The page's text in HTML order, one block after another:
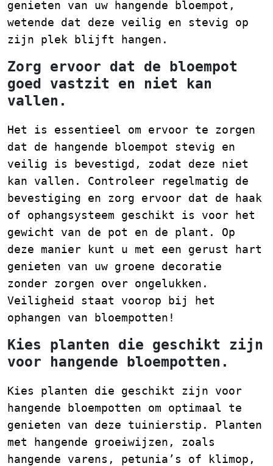
genieten van uw hangende bloempot,
wetende dat deze veilig en stevig op
zijn plek blijft hangen.
Zorg ervoor dat de bloempot
goed vastzit en niet kan
vallen.
Het is essentieel om ervoor te zorgen
dat de hangende bloempot stevig en
veilig is bevestigd, zodat deze niet
kan vallen. Controleer regelmatig de
bevestiging en zorg ervoor dat de haak
of ophangsysteem geschikt is voor het
gewicht van de pot en de plant. Op
deze manier kunt u met een gerust hart
genieten van uw groene decoratie
zonder zorgen over ongelukken.
Veiligheid staat voorop bij het
ophangen van bloempotten!
Kies planten die geschikt zijn
voor hangende bloempotten.
Kies planten die geschikt zijn voor
hangende bloempotten om optimaal te
genieten van deze tuinierstip. Planten
met hangende groeiwijzen, zoals
hangende varens, petunia’s of klimop,